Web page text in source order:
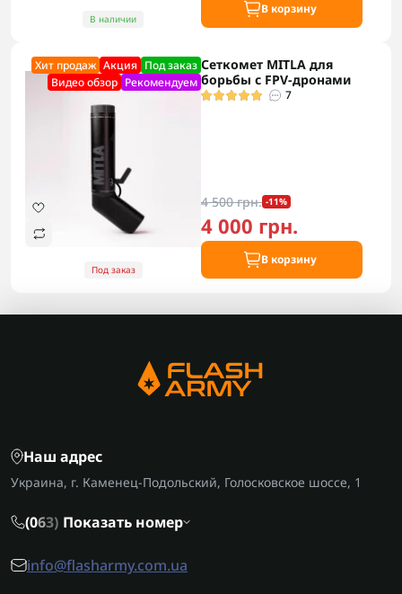
В наличии
В корзину
Хит продаж Акция Под заказ
Видео обзор Рекомендуем
Под заказ
Сеткомет MITLA для
борьбы с FPV-дронами
7
4 500 грн. -11%
4 000 грн.
В корзину
Наш адрес
Украина, г. Каменец-Подольский, Голосковское шоссе, 1
(063) Показать номер
info@flasharmy.com.ua